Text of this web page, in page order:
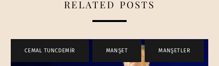
RELATED POSTS
CEMAL TUNCDEMİR MANŞET , MANŞETLER